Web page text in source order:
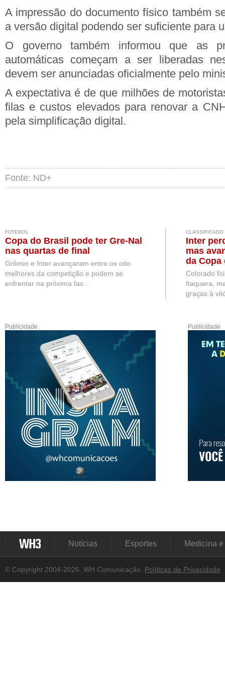
A impressão do documento físico também
a versão digital podendo ser suficiente para
O governo também informou que as
automáticas começam a ser liberadas
devem ser anunciadas oficialmente pelo
A expectativa é de que milhões de
filas e custos elevados para renovar a
pela simplificação digital.
Fonte: ND+
FUTEBOL
Copa do Brasil pode ter Gre-Nal
nas quartas de final
Grêmio e Inter avançaram entre os oito
melhores da competição e podem se
enfrentar na próxima fas...
CLASSIFICADO
Inter
mas
da Copa
Colorado
Itaquera,
graças à
Publicidade Publicidade
Notícias Esportes Medicina
© Copyright 2004-2026. WH Comunicação. Políticas de Privacidade